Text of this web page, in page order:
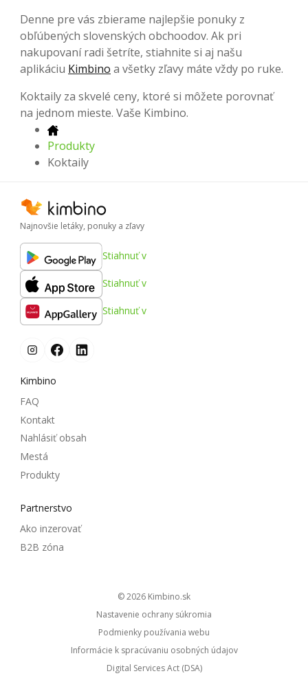
Denne pre vás zbierame najlepšie ponuky z
obľúbených slovenských obchoodov. Ak pri
nakupovaní radi šetríte, stiahnite si aj našu
aplikáciu Kimbino a všetky zľavy máte vždy po ruke.
Koktaily za skvelé ceny, ktoré si môžete porovnať
na jednom mieste. Vaše Kimbino.
Produkty
Koktaily
Najnovšie letáky, ponuky a zľavy
Stiahnuť v
Stiahnuť v
Stiahnuť v
Kimbino
FAQ
Kontakt
Nahlásiť obsah
Mestá
Produkty
Partnerstvo
Ako inzerovať
B2B zóna
© 2026
kimbino.sk
Nastavenie ochrany súkromia
Podmienky používania webu
Informácie k spracúvaniu osobných údajov
Digital Services Act (DSA)